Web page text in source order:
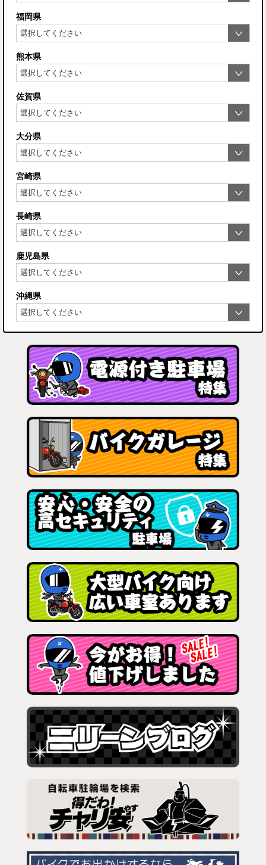
福岡県
熊本県
佐賀県
大分県
宮崎県
長崎県
鹿児島県
沖縄県